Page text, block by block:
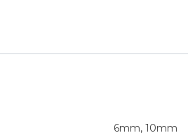
6mm, 10mm